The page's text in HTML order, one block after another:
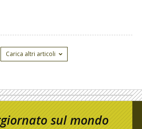
Carica altri articoli
sul mondo